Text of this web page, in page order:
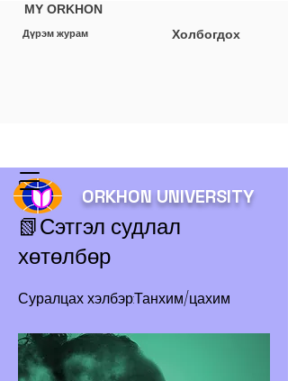
Дүрэм журам
MY ORKHON
Холбогдох
ORKHON UNIVERSITY
Буцах
📗Сэтгэл судлал
хөтөлбөр
Суралцах хэлбэр:Танхим/цахим